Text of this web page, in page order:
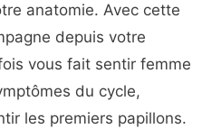
anatomie. Avec cette
depuis votre
vous fait sentir femme
du cycle,
les premiers papillons.